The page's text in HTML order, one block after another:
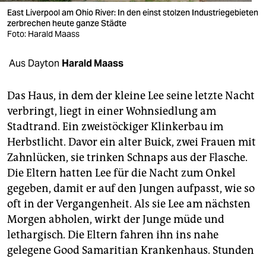
verlag
veranstaltungen
unterstützen
abo
genossenschaft
epaper login
East Liverpool am Ohio River: In den einst stolzen Industriegebieten
zerbrechen heute ganze Städte
Foto: Harald Maass
Aus Dayton Harald Maass
Das Haus, in dem der kleine Lee seine letzte Nacht
verbringt, liegt in einer Wohnsiedlung am
Stadtrand. Ein zweistöckiger Klinkerbau im
Herbstlicht. Davor ein alter Buick, zwei Frauen mit
Zahnlücken, sie trinken Schnaps aus der Flasche.
Die Eltern hatten Lee für die Nacht zum Onkel
gegeben, damit er auf den Jungen aufpasst, wie so
oft in der Vergangenheit. Als sie Lee am nächsten
Morgen abholen, wirkt der Junge müde und
lethargisch. Die Eltern fahren ihn ins nahe
gelegene Good Samaritian Krankenhaus. Stunden